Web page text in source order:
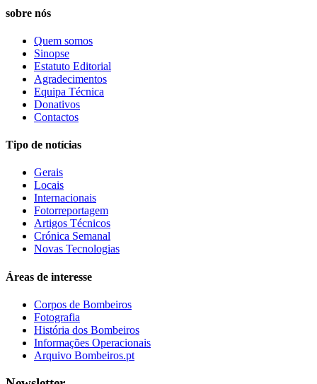
sobre nós
Quem somos
Sinopse
Estatuto Editorial
Agradecimentos
Equipa Técnica
Donativos
Contactos
Tipo de notícias
Gerais
Locais
Internacionais
Fotorreportagem
Artigos Técnicos
Crónica Semanal
Novas Tecnologias
Áreas de interesse
Corpos de Bombeiros
Fotografia
História dos Bombeiros
Informações Operacionais
Arquivo Bombeiros.pt